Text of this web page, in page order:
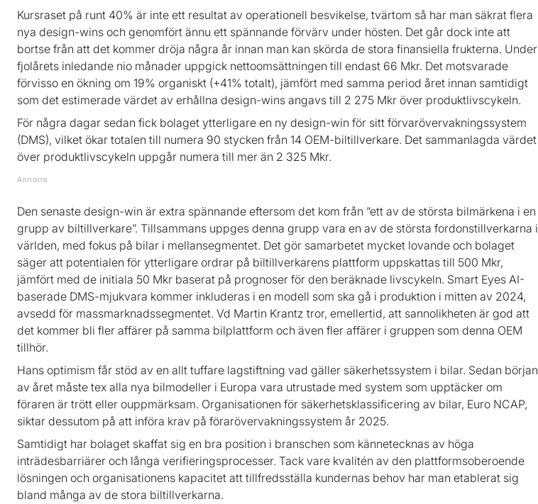
Kursraset på runt 40% är inte ett resultat av operationell besvikelse, tvärtom så har man säkrat flera
nya design-wins och genomfört ännu ett spännande förvärv under hösten. Det går dock inte att
bortse från att det kommer dröja några år innan man kan skörda de stora finansiella frukterna. Under
fjolårets inledande nio månader uppgick nettoomsättningen till endast 66 Mkr. Det motsvarade
förvisso en ökning om 19% organiskt (+41% totalt), jämfört med samma period året innan samtidigt
som det estimerade värdet av erhållna design-wins angavs till 2 275 Mkr över produktlivscykeln.
För några dagar sedan fick bolaget ytterligare en ny design-win för sitt förvarövervakningssystem
(DMS), vilket ökar totalen till numera 90 stycken från 14 OEM-biltillverkare. Det sammanlagda värdet
över produktlivscykeln uppgår numera till mer än 2 325 Mkr.
Annons
Den senaste design-win är extra spännande eftersom det kom från ”ett av de största bilmärkena i en
grupp av biltillverkare”. Tillsammans uppges denna grupp vara en av de största fordonstillverkarna i
världen, med fokus på bilar i mellansegmentet. Det gör samarbetet mycket lovande och bolaget
säger att potentialen för ytterligare ordrar på biltillverkarens plattform uppskattas till 500 Mkr,
jämfört med de initiala 50 Mkr baserat på prognoser för den beräknade livscykeln. Smart Eyes AI-
baserade DMS-mjukvara kommer inkluderas i en modell som ska gå i produktion i mitten av 2024,
avsedd för massmarknadssegmentet. Vd Martin Krantz tror, emellertid, att sannolikheten är god att
det kommer bli fler affärer på samma bilplattform och även fler affärer i gruppen som denna OEM
tillhör.
Hans optimism får stöd av en allt tuffare lagstiftning vad gäller säkerhetssystem i bilar. Sedan början
av året måste tex alla nya bilmodeller i Europa vara utrustade med system som upptäcker om
föraren är trött eller ouppmärksam. Organisationen för säkerhetsklassificering av bilar, Euro NCAP,
siktar dessutom på att införa krav på förarövervakningssystem år 2025.
Samtidigt har bolaget skaffat sig en bra position i branschen som kännetecknas av höga
inträdesbarriärer och långa verifieringsprocesser. Tack vare kvalitén av den plattformsoberoende
lösningen och organisationens kapacitet att tillfredsställa kundernas behov har man etablerat sig
bland många av de stora biltillverkarna.